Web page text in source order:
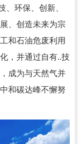
、环保、创新、
、创造未来为宗
和石油危废利用
，并通过自有..技
成为与天然气并
和碳达峰不懈努